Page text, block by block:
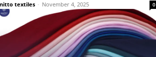
textiles - November 4, 2025 0